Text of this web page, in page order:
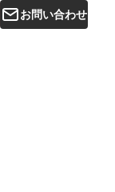
お問い合わせ